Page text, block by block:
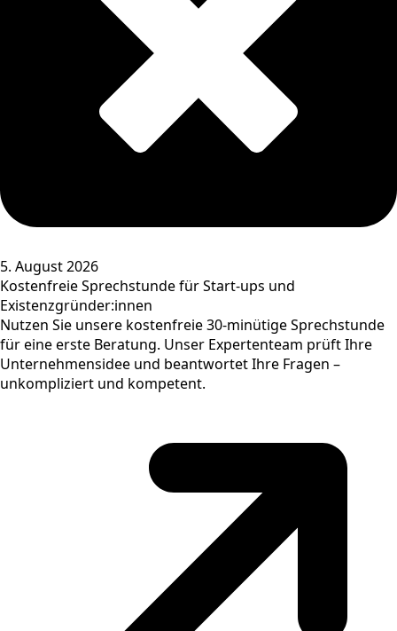
5. August 2026
Kostenfreie Sprechstunde für Start-ups und
Existenzgründer:innen
Nutzen Sie unsere kostenfreie 30-minütige Sprechstunde
für eine erste Beratung. Unser Expertenteam prüft Ihre
Unternehmensidee und beantwortet Ihre Fragen –
unkompliziert und kompetent.